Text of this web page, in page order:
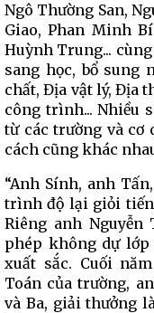
Ngô Thường San,
Giao, Phan Minh
Huỳnh Trung...
sang học, bổ sung
chất, Địa vật lý, Địa
công trình... Nhiều
từ các trường và
cách cũng khác
“Anh Sính, anh
trình độ lại giỏi
Riêng anh Nguyễn
phép không dự
xuất sắc. Cuối
Toán của trường,
và Ba, giải thưởng